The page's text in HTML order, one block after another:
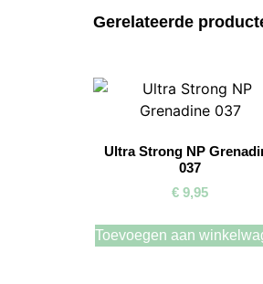
Gerelateerde
Ultra Strong NP
037
€ 9,95
Toevoegen aan